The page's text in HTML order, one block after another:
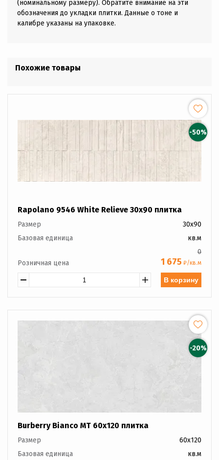
(номинальному размеру). Обратите внимание на эти
обозначения до укладки плитки. Данные о тоне и
калибре указаны на упаковке.
Похожие товары
-50%
Rapolano 9546 White Relieve 30x90 плитка
Размер
30x90
Базовая единица
кв.м
Розничная цена
0
1 675 ₽/кв.м
В корзину
-20%
Burberry Bianco MT 60x120 плитка
Размер
60x120
Базовая единица
кв.м